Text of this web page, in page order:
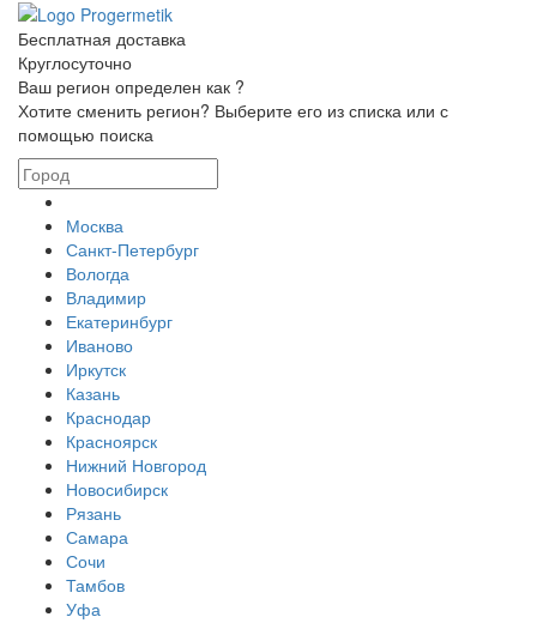
Бесплатная доставка
Круглосуточно
Ваш регион определен как ?
Хотите сменить регион? Выберите его из списка или с
помощью поиска
Москва
Санкт-Петербург
Вологда
Владимир
Екатеринбург
Иваново
Иркутск
Казань
Краснодар
Красноярск
Нижний Новгород
Новосибирск
Рязань
Самара
Сочи
Тамбов
Уфа